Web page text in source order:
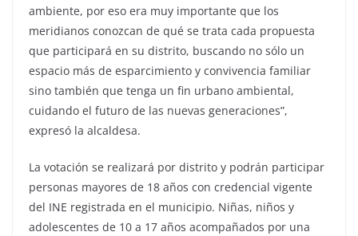
ambiente, por eso era muy importante que los
meridianos conozcan de qué se trata cada propuesta
que participará en su distrito, buscando no sólo un
espacio más de esparcimiento y convivencia familiar
sino también que tenga un fin urbano ambiental,
cuidando el futuro de las nuevas generaciones”,
expresó la alcaldesa.
La votación se realizará por distrito y podrán participar
personas mayores de 18 años con credencial vigente
del INE registrada en el municipio. Niñas, niños y
adolescentes de 10 a 17 años acompañados por una